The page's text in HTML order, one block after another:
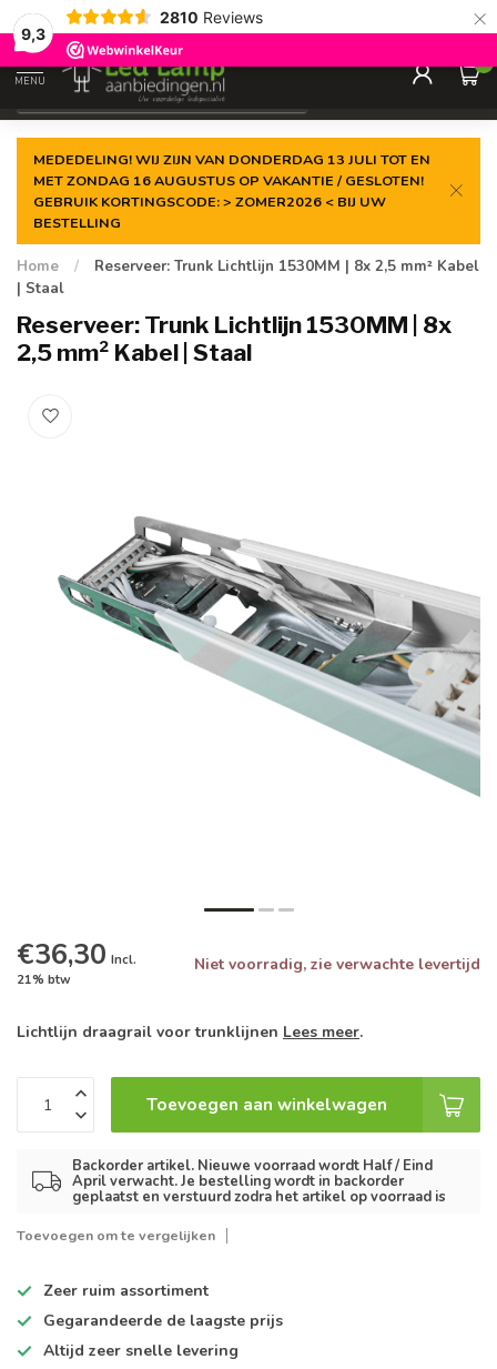
9,3
2810 Reviews ×
Gegarandeerde delaagste prijs
MENU
0
MEDEDELING! WIJ ZIJN VAN DONDERDAG 13 JULI TOT EN
MET ZONDAG 16 AUGUSTUS OP VAKANTIE / GESLOTEN!
GEBRUIK KORTINGSCODE: > ZOMER2026 < BIJ UW
BESTELLING
Home /
Reserveer: Trunk Lichtlijn 1530MM | 8x 2,5 mm² Kabel
| Staal
Reserveer: Trunk Lichtlijn 1530MM | 8x
2,5 mm² Kabel | Staal
€36,30 Incl.
21% btw
Niet voorradig, zie verwachte levertijd
Lichtlijn draagrail voor trunklijnen Lees meer.
Toevoegen aan winkelwagen
Backorder artikel. Nieuwe voorraad wordt Half / Eind
April verwacht. Je bestelling wordt in backorder
geplaatst en verstuurd zodra het artikel op voorraad is
Toevoegen om te vergelijken
Zeer ruim assortiment
Gegarandeerde de laagste prijs
Altijd zeer snelle levering